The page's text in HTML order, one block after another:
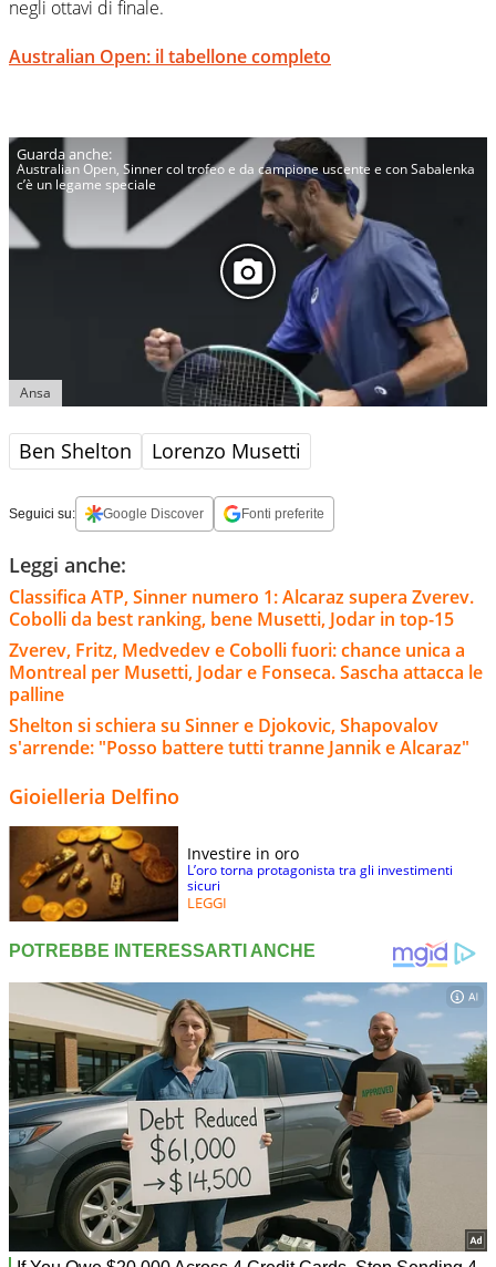
negli ottavi di finale.
Australian Open: il tabellone completo
Australian Open, Sinner col trofeo e da campione uscente e con Sabalenka
c’è un legame speciale
Ansa
Ben Shelton Lorenzo Musetti
Seguici su: Google Discover Fonti preferite
Leggi anche:
Classifica ATP, Sinner numero 1: Alcaraz supera Zverev.
Cobolli da best ranking, bene Musetti, Jodar in top-15
Zverev, Fritz, Medvedev e Cobolli fuori: chance unica a
Montreal per Musetti, Jodar e Fonseca. Sascha attacca le
palline
Shelton si schiera su Sinner e Djokovic, Shapovalov
s'arrende: "Posso battere tutti tranne Jannik e Alcaraz"
Gioielleria Delfino
Investire in oro
L’oro torna protagonista tra gli investimenti
sicuri
LEGGI